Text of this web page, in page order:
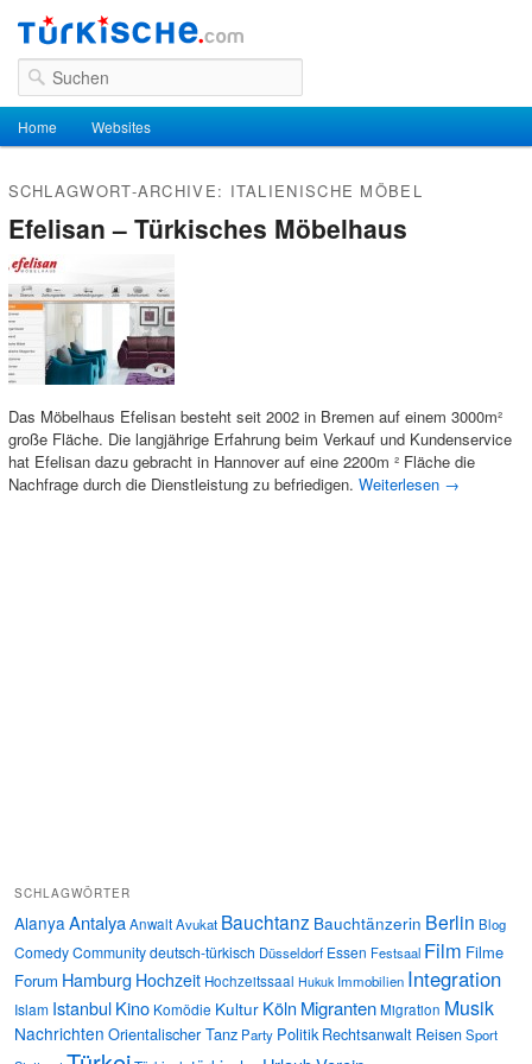
Suchen
Hauptmenü
Zum Inhalt wechseln
Zum sekundären Inhalt wechseln
Home Websites
SCHLAGWORT-ARCHIVE: ITALIENISCHE MÖBEL
Efelisan – Türkisches Möbelhaus
Das Möbelhaus Efelisan besteht seit 2002 in Bremen auf einem 3000m²
große Fläche. Die langjährige Erfahrung beim Verkauf und Kundenservice
hat Efelisan dazu gebracht in Hannover auf eine 2200m ² Fläche die
Nachfrage durch die Dienstleistung zu befriedigen. Weiterlesen →
SCHLAGWÖRTER
AlanyaAntalyaAnwaltAvukat Bauchtanz Bauchtänzerin Berlin Blog
ComedyCommunitydeutsch-türkisch Düsseldorf Essen Festsaal Film Filme
Forum Hamburg Hochzeit Hochzeitssaal Hukuk Immobilien Integration
Islam IstanbulKino Komödie Kultur Köln MigrantenMigration Musik
Nachrichten Orientalischer Tanz Party Politik Rechtsanwalt ReisenSport